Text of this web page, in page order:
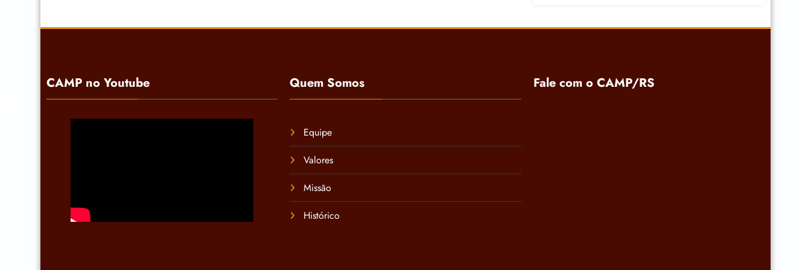
CAMP no Youtube Quem Somos
Equipe
Valores
Missão
Histórico
Fale com o CAMP/RS